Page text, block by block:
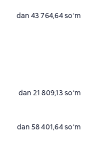
dan 43 764,64 soʻm
dan 21 809,13 soʻm
dan 58 401,64 soʻm